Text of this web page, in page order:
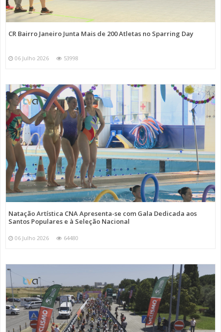
CR Bairro Janeiro Junta Mais de 200 Atletas no Sparring Day
06 Julho 2026 53998
Natação Artística CNA Apresenta-se com Gala Dedicada aos
Santos Populares e à Seleção Nacional
06 Julho 2026 64480